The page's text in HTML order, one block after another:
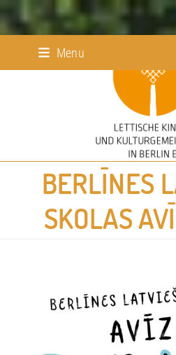
Menu
BERLĪNES
SKOLAS